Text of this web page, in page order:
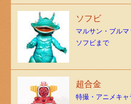
ソフビ
マルサン・ブル
ソフビまで
超合金
特撮・アニメキ